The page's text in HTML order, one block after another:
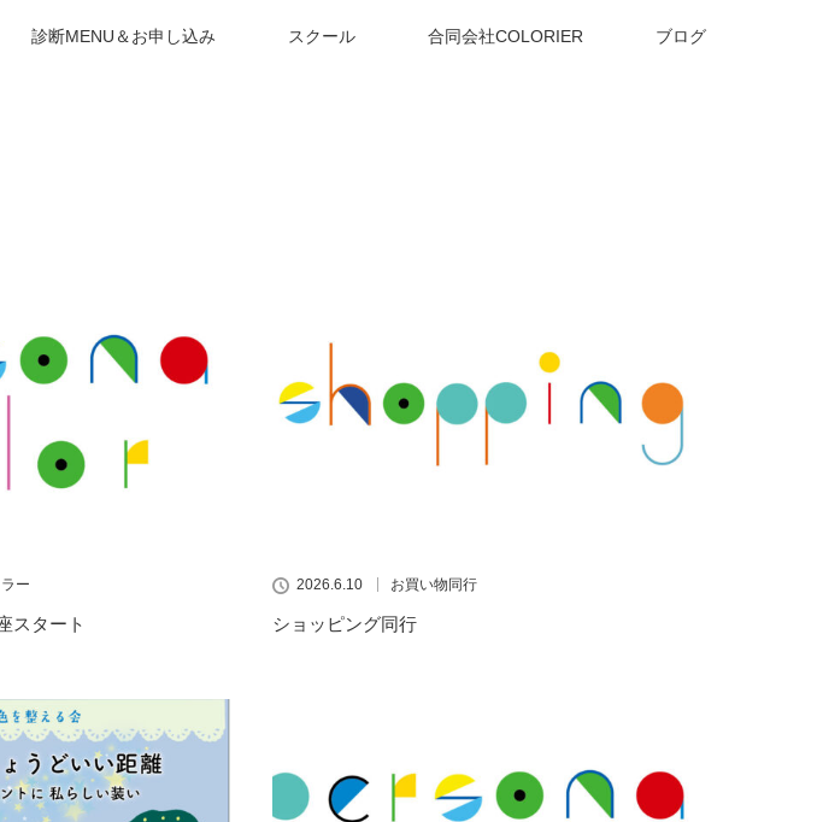
診断MENU＆お申し込み スクール 合同会社COLORIER ブログ
ー
スタート
2026.6.10 お買い物同行
ショッピング同行